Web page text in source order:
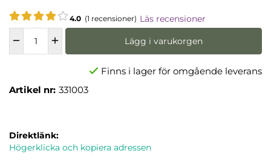
4.0 (1 recensioner) Läs recensioner
Lägg i varukorgen
Finns i lager för omgående leverans
Artikel nr: 331003
Direktlänk:
Högerklicka och kopiera adressen